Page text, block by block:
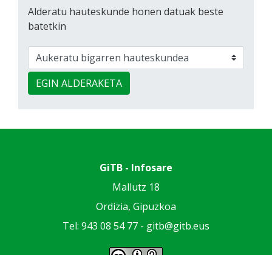
Alderatu hauteskunde honen datuak beste
batetkin
EGIN ALDERAKETA
GiTB - Infosare
Mallutz 18
Ordizia, Gipuzkoa
Tel: 943 08 54 77 - gitb@gitb.eus